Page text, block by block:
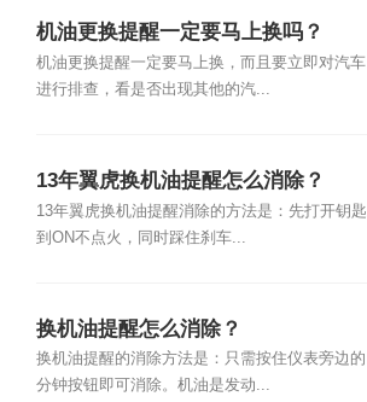
机油更换提醒一定要马上换吗？
机油更换提醒一定要马上换，而且要立即对汽车
进行排查，看是否出现其他的汽...
13年翼虎换机油提醒怎么消除？
13年翼虎换机油提醒消除的方法是：先打开钥匙
到ON不点火，同时踩住刹车...
换机油提醒怎么消除？
换机油提醒的消除方法是：只需按住仪表旁边的
分钟按钮即可消除。机油是发动...